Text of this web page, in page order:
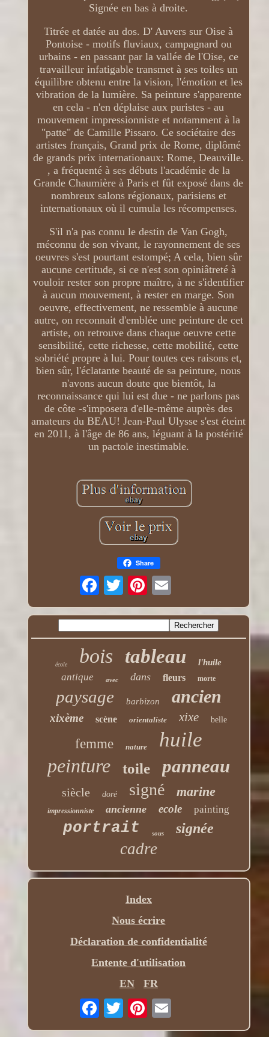
Signée en bas à droite.
Titrée et datée au dos. D' Auvers sur Oise à
Pontoise - motifs fluviaux, campagnard ou
urbains - en passant par la vallée de l'Oise, ce
travailleur infatigable transmet à ses toiles un
équilibre obtenu entre la vision, l'émotion et les
vibration de la lumière. Sa peinture s'apparente
en cela - n'en déplaise aux puristes - au
mouvement impressionniste et notamment à la
"patte" de Camille Pissaro. Ce sociétaire des
artistes français, Grand prix de Rome, diplômé
de grands prix internationaux: Rome, Deauville.
, a fréquenté à ses débuts l'académie de la
Grande Chaumière à Paris et fût exposé dans de
nombreux salons régionaux, parisiens et
internationaux où il cumula les récompenses.
S'il n'a pas connu le destin de Van Gogh,
méconnu de son vivant, le rayonnement de ses
oeuvres s'est pourtant estompé; A cela, bien sûr
aucune certitude, si ce n'est son opiniâtreté à
vouloir rester son propre maître, à ne s'identifier
à aucun mouvement, à rester en marge. Son
oeuvre, effectivement, ne ressemble à aucune
autre, on reconnait d'emblée une peinture de cet
artiste, on retrouve dans chaque oeuvre cette
sensibilité, cette richesse, cette mobilité, cette
sobriété propre à lui. Pour toutes ces raisons et,
bien sûr, l'éclatante beauté de sa peinture, nous
n'avons aucun doute que bientôt, la
reconnaissance qui lui est due - ne parlons pas
de côte -s'imposera d'elle-même auprès des
amateurs du BEAU! Jean-Paul Ulysse s'est éteint
en 2011, à l'âge de 86 ans, léguant à la postérité
un pactole inestimable.
Share
école bois tableau l'huile
antique avec dans fleurs morte
paysage barbizon ancien
xixème scène orientaliste xixe belle
femme nature huile
peinture toile panneau
siècle doré signé marine
impressionniste ancienne ecole painting
portrait sous signée
cadre
Index
Nous écrire
Déclaration de confidentialité
Entente d'utilisation
EN
FR